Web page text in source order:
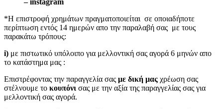
– instagram
*Η επιστροφή χρημάτων πραγματοποιείται σε οποιαδήποτε
περίπτωση εντός 14 ημερών απο την παραλαβή σας με τους
παρακάτω τρόπους:
i) με πιστωτικό υπόλοιπο για μελλοντική σας αγορά 6 μηνών απο
το κατάστημα μας :
Επιστρέφοντας την παραγγελία σας με δική μας χρέωση σας
στέλνουμε το κουπόνι σας με την αξία της παραγγελίας σας για
μελλοντική σας αγορά.